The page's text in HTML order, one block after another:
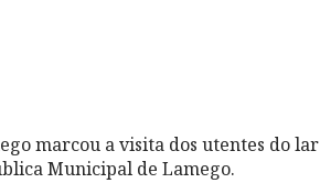
marcou a visita dos utentes do lar
Municipal de Lamego.